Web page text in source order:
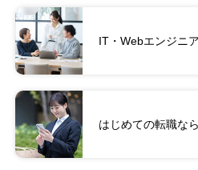
IT・Webエンジニ
はじめての転職なら